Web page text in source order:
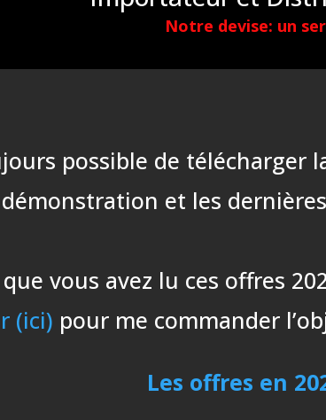
Notre devise: un
possible de télécharger
et les
vous avez lu ces offres
(ici) pour me commander
Les offres en